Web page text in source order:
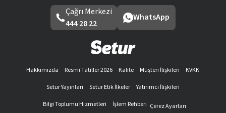
Çağrı Merkezi
444 28 22
WhatsApp
Hakkımızda Resmi Tatiller 2026 Kalite Müşteri İlişkileri
KVKK
Setur Yayınları
Setur Etik İlkeler
Yatırımcı İlişkileri
Bilgi Toplumu Hizmetleri
İşlem Rehberi Çerez Ayarları